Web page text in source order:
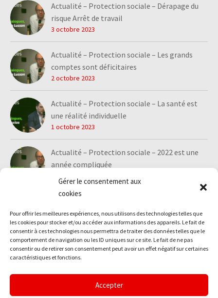
Gérer le consentement aux
cookies
Pour offrir les meilleures expériences, nous utilisons des technologies telles que
les cookies pour stocker et/ou accéder aux informations des appareils. Le fait de
consentir à ces technologies nous permettra de traiter des données telles que le
comportement de navigation ou les ID uniques sur ce site. Le fait de ne pas
consentir ou de retirer son consentement peut avoir un effet négatif sur certaines
caractéristiques et fonctions.
Accepter
Actualité – Protection sociale – Dérapage du
risque Arrêt de travail
3 octobre 2023
Actualité – Protection sociale – Les grands
comptes sont déficitaires
2 octobre 2023
Actualité – Protection sociale – La santé est
une réalité individuelle
1 octobre 2023
Actualité – Protection sociale – 2022 est une
année compliquée
1 octobre 2023
Politique de confidentialité